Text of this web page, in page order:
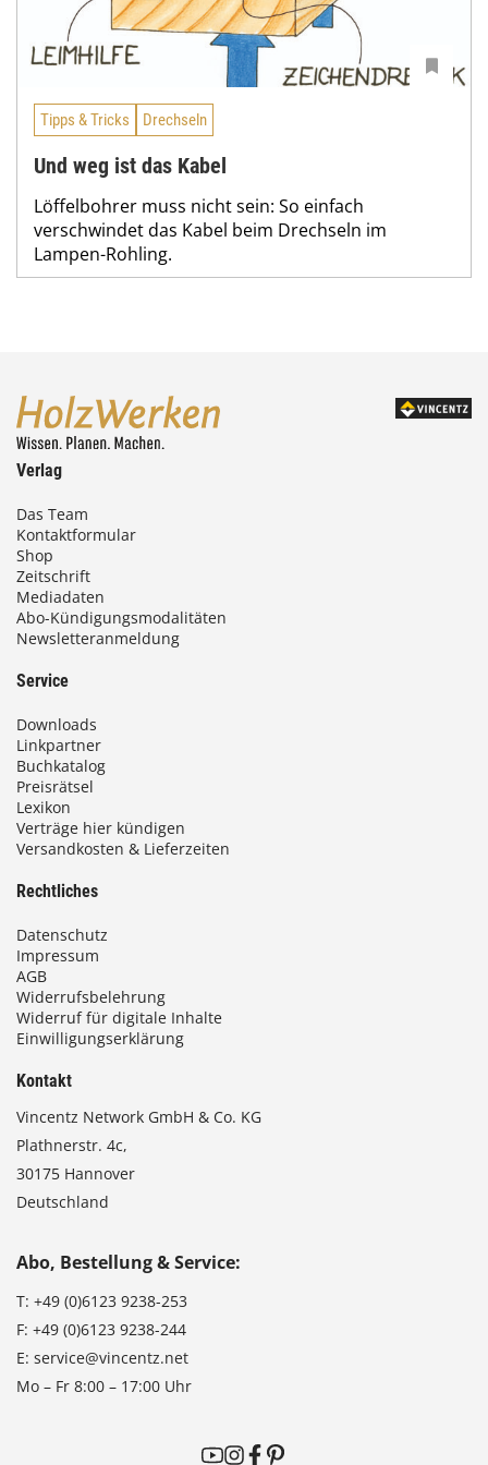
Tipps & Tricks Drechseln
Und weg ist das Kabel
Löffelbohrer muss nicht sein: So einfach
verschwindet das Kabel beim Drechseln im
Lampen-Rohling.
Verlag
Das Team
Kontaktformular
Shop
Zeitschrift
Mediadaten
Abo-Kündigungsmodalitäten
Newsletteranmeldung
Service
Downloads
Linkpartner
Buchkatalog
Preisrätsel
Lexikon
Verträge hier kündigen
Versandkosten & Lieferzeiten
Rechtliches
Datenschutz
Impressum
AGB
Widerrufsbelehrung
Widerruf für digitale Inhalte
Einwilligungserklärung
Kontakt
Vincentz Network GmbH & Co. KG
Plathnerstr. 4c,
30175 Hannover
Deutschland
Abo, Bestellung & Service:
T: +49 (0)6123 9238-253
F: +49 (0)6123 9238-244
E: service@vincentz.net
Mo – Fr 8:00 – 17:00 Uhr